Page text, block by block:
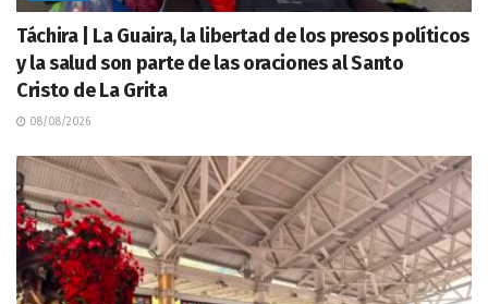
Táchira | La Guaira, la libertad de los presos políticos
y la salud son parte de las oraciones al Santo
Cristo de La Grita
08/08/2026